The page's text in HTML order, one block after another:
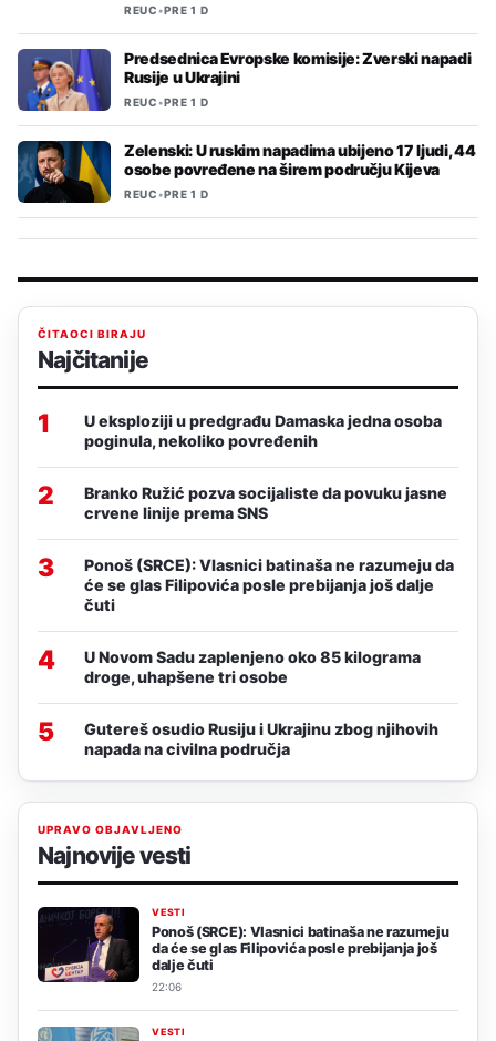
REUC•PRE 1 D
Predsednica Evropske komisije: Zverski napadi
Rusije u Ukrajini
REUC•PRE 1 D
Zelenski: U ruskim napadima ubijeno 17 ljudi, 44
osobe povređene na širem području Kijeva
REUC•PRE 1 D
ČITAOCI BIRAJU
Najčitanije
1
U eksploziji u predgrađu Damaska jedna osoba
poginula, nekoliko povređenih
2
Branko Ružić pozva socijaliste da povuku jasne
crvene linije prema SNS
3
Ponoš (SRCE): Vlasnici batinaša ne razumeju da
će se glas Filipovića posle prebijanja još dalje
čuti
4
U Novom Sadu zaplenjeno oko 85 kilograma
droge, uhapšene tri osobe
5
Gutereš osudio Rusiju i Ukrajinu zbog njihovih
napada na civilna područja
UPRAVO OBJAVLJENO
Najnovije vesti
VESTI
Ponoš (SRCE): Vlasnici batinaša ne razumeju
da će se glas Filipovića posle prebijanja još
dalje čuti
22:06
VESTI